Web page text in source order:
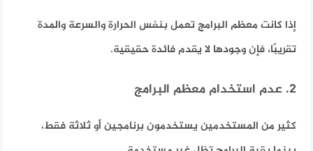
إذا كانت معظم البرامج تعمل بنفس الحرارة والسرعة والمدة
تقريبًا، فإن وجودها لا يقدم فائدة حقيقية.
2. عدم استخدام معظم البرامج
كثير من المستخدمين يستخدمون برنامجين أو ثلاثة فقط،